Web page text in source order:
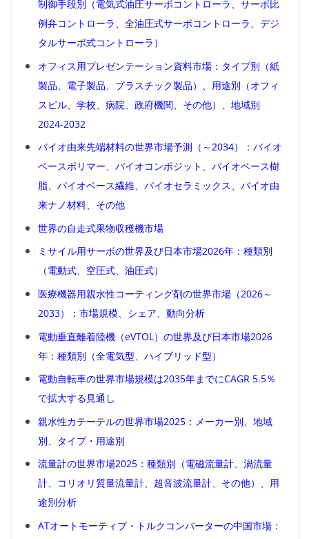
制御手段別（電気式油圧サーボコントローラ、サーボ比
例弁コントローラ、全油圧式サーボコントローラ、デジ
タルサーボ式コントローラ）
オフィス用プレゼンテーション資料市場：タイプ別（紙
製品、電子製品、プラスチック製品）、用途別（オフィ
スビル、学校、病院、政府機関、その他）、地域別
2024-2032
バイオ由来先端材料の世界市場予測（～2034）：バイオ
ベースポリマー、バイオコンポジット、バイオベース樹
脂、バイオベース繊維、バイオセラミックス、バイオ由
来ナノ材料、その他
世界の自走式果物収穫機市場
ミサイル用サーボの世界及び日本市場2026年：種類別
（電動式、空圧式、油圧式）
医療機器用親水性コーティング剤の世界市場（2026～
2033）：市場規模、シェア、動向分析
電動垂直離着陸機（eVTOL）の世界及び日本市場2026
年：種類別（全電気型、ハイブリッド型）
電動自転車の世界市場規模は2035年までにCAGR 5.5％
で拡大する見通し
親水性カテーテルの世界市場2025：メーカー別、地域
別、タイプ・用途別
流量計の世界市場2025：種類別（電磁流量計、渦流量
計、コリオリ質量流量計、超音波流量計、その他）、用
途別分析
ATオートモーティブ・トルクコンバーターの中国市場：